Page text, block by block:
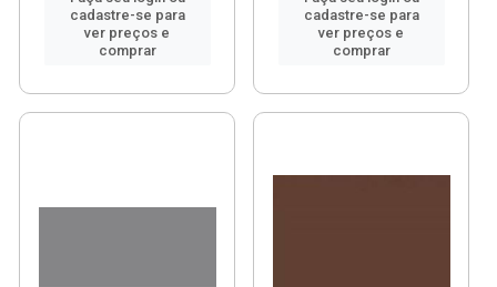
cadastre-se para
ver preços e
comprar
cadastre-se para
ver preços e
comprar